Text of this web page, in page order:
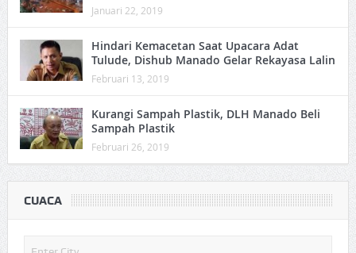
Januari 22, 2019
Hindari Kemacetan Saat Upacara Adat
Tulude, Dishub Manado Gelar Rekayasa Lalin
Februari 13, 2019
Kurangi Sampah Plastik, DLH Manado Beli
Sampah Plastik
Februari 26, 2019
CUACA